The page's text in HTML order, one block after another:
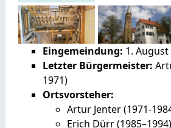
Eingemeindung: 1. August
Letzter Bürgermeister:
1971)
Ortsvorsteher:
Artur Jenter (1971-
Erich Dürr (1985–1994)